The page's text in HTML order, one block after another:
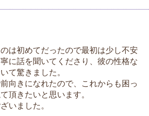
は初めてだったので最初は少し不安
に話を聞いてくださり、彼の性格な
て驚きました。
向きになれたので、これからも困っ
頂きたいと思います。
いました。